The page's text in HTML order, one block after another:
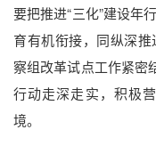
要把推进“三化”建设年
育有机衔接，同纵深
察组改革试点工作紧密
行动走深走实，积极
境。